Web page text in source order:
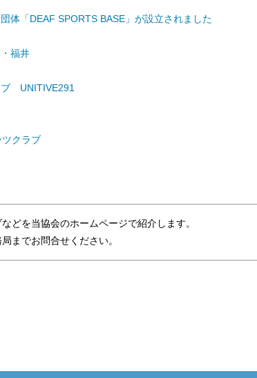
体「DEAF SPORTS BASE」が設立されました
福井
ブ UNITIVE291
クラブ
どを当協会のホームページで紹介します。
までお問合せください。